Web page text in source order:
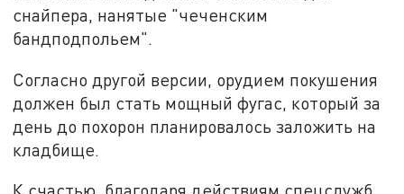
снайпера, нанятые "чеченским
бандподпольем".
Согласно другой версии, орудием покушения
должен был стать мощный фугас, который за
день до похорон планировалось заложить на
кладбище.